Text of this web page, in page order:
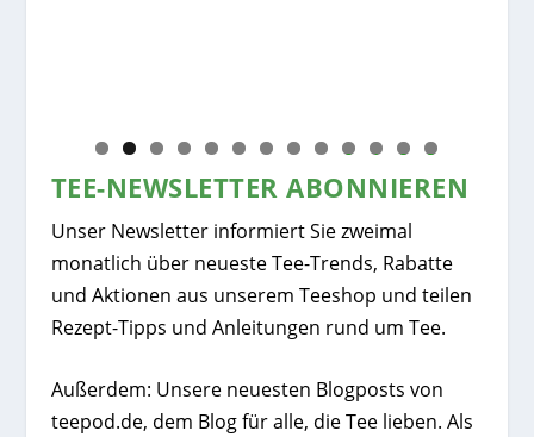
0 1 2 3
TEE-NEWSLETTER ABONNIEREN
Unser Newsletter informiert Sie zweimal
monatlich über neueste Tee-Trends, Rabatte
und Aktionen aus unserem Teeshop und teilen
Rezept-Tipps und Anleitungen rund um Tee.
Außerdem: Unsere neuesten Blogposts von
teepod.de, dem Blog für alle, die Tee lieben. Als